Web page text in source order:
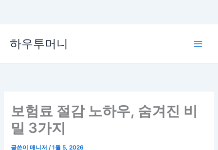
로
하우투머니
보험료 절감 노하우, 숨겨진 비
밀 3가지
글쓴이매니저/1월 5, 2026